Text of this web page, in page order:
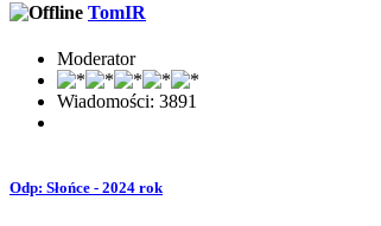
TomIR
Moderator
Wiadomości: 3891
Odp: Słońce - 2024 rok